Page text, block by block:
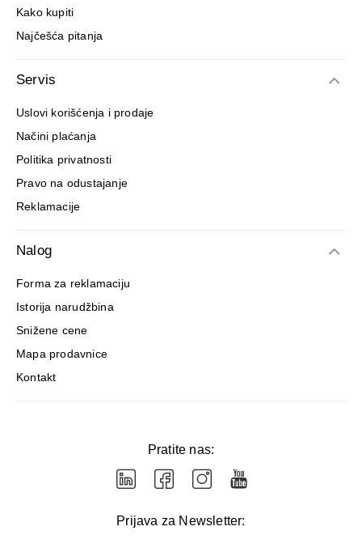
Kako kupiti
Najčešća pitanja
Servis
Uslovi korišćenja i prodaje
Načini plaćanja
Politika privatnosti
Pravo na odustajanje
Reklamacije
Nalog
Forma za reklamaciju
Istorija narudžbina
Snižene cene
Mapa prodavnice
Kontakt
Pratite nas:
Prijava za Newsletter: